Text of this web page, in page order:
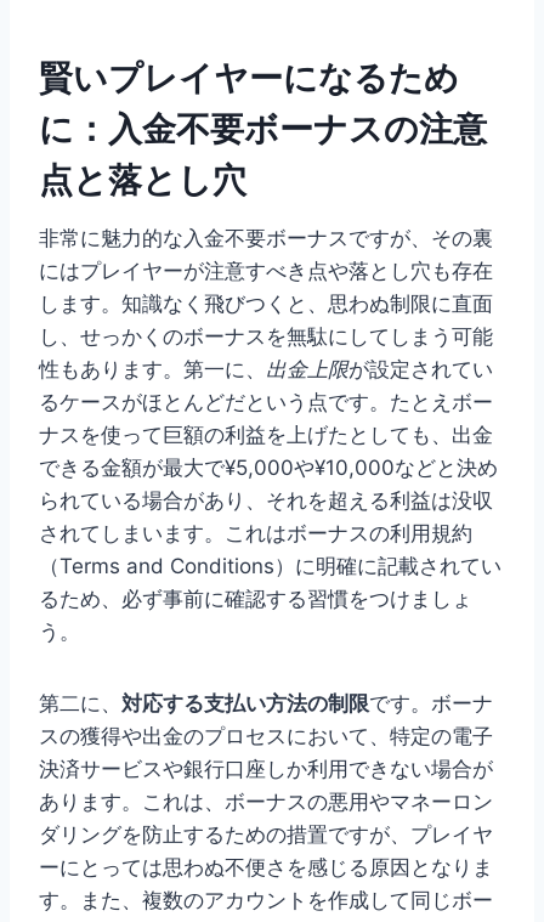
賢いプレイヤーになるため
に：入金不要ボーナスの注意
点と落とし穴
非常に魅力的な入金不要ボーナスですが、その裏
にはプレイヤーが注意すべき点や落とし穴も存在
します。知識なく飛びつくと、思わぬ制限に直面
し、せっかくのボーナスを無駄にしてしまう可能
性もあります。第一に、 出金上限が設定されてい
るケースがほとんどだという点です。たとえボー
ナスを使って巨額の利益を上げたとしても、出金
できる金額が最大で¥5,000や¥10,000などと決め
られている場合があり、それを超える利益は没収
されてしまいます。これはボーナスの利用規約
（Terms and Conditions）に明確に記載されてい
るため、必ず事前に確認する習慣をつけましょ
う。
第二に、 対応する支払い方法の制限です。ボーナ
スの獲得や出金のプロセスにおいて、特定の電子
決済サービスや銀行口座しか利用できない場合が
あります。これは、ボーナスの悪用やマネーロン
ダリングを防止するための措置ですが、プレイヤ
ーにとっては思わぬ不便さを感じる原因となりま
す。また、複数のアカウントを作成して同じボー